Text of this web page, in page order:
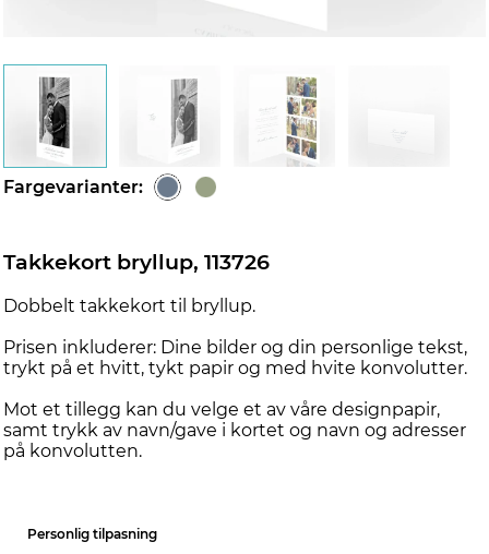
Fargevarianter:
Takkekort bryllup, 113726
Dobbelt takkekort til bryllup.
Prisen inkluderer: Dine bilder og din personlige tekst,
trykt på et hvitt, tykt papir og med hvite konvolutter.
Mot et tillegg kan du velge et av våre designpapir,
samt trykk av navn/gave i kortet og navn og adresser
på konvolutten.
Personlig tilpasning